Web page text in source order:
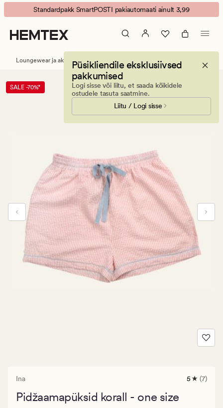
Ina
Pidžaamapüksid
korall
Animated
banner.
Press
ESCAPE
Standardpakk SmartPOSTI pakiautomaati ainult 3,99
Püsikliendile eksklusiivsed
pakkumised
Logi sisse või liitu, et saada kõikidele
ostudele tasuta saatmine.
Liitu / Logi sisse
Loungewear ja aksessuaarid Kimonod ja pidžaamad
SALE -70%*
Ina
7
5 (7)
Pidžaamapüksid korall - one size